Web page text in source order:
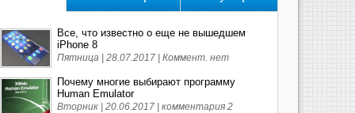
Все, что известно о еще не вышедшем
iPhone 8
Пятница | 28.07.2017 | Коммент. нет
Почему многие выбирают программу
Human Emulator
Вторник | 20.06.2017 | комментария 2